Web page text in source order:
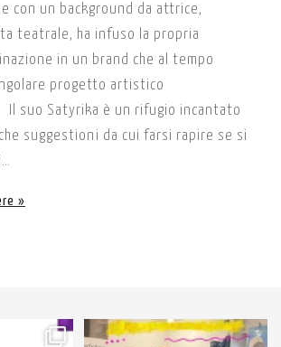
con un background da attrice,
teatrale, ha infuso la propria
in un brand che al tempo
progetto artistico
suo Satyrika è un rifugio incantato
suggestioni da cui farsi rapire se si
89 3